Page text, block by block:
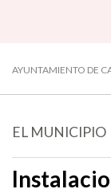
AYUNTAMIENTO DE
EL MUNICIPIO